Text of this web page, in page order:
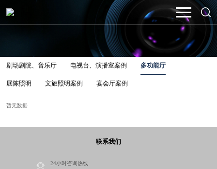
剧场剧院、音乐厅 电视台、演播室案例 多功能厅
展陈照明 文旅照明案例 宴会厅案例
暂无数据
联系我们
24小时咨询热线